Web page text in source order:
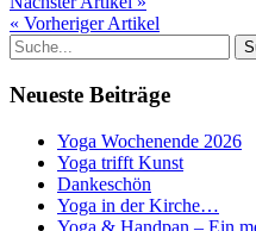
« Vorheriger Artikel
Neueste Beiträge
Yoga Wochenende 2026
Yoga trifft Kunst
Dankeschön
Yoga in der Kirche…
Yoga & Handpan – Ein